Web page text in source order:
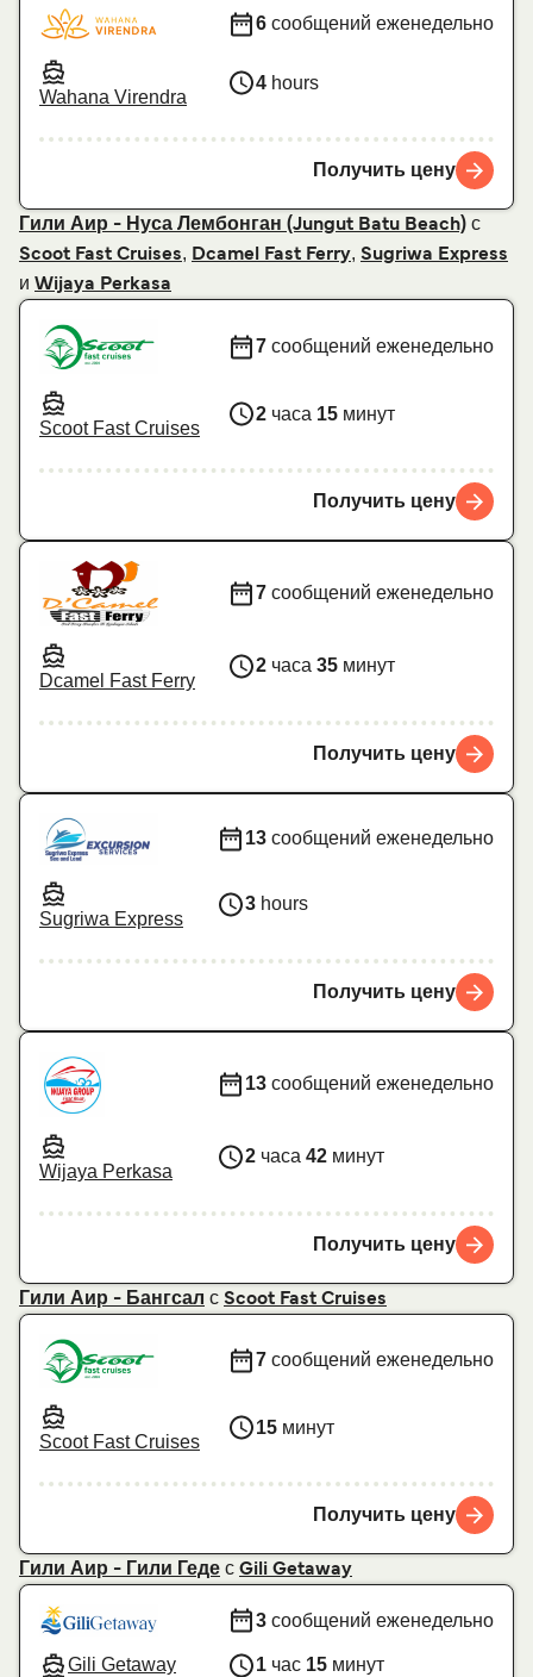
Wahana Virendra
6 сообщений еженедельно
4 hours
Получить цену
Гили Аир - Нуса Лембонган (Jungut Batu Beach) с
Scoot Fast Cruises, Dcamel Fast Ferry, Sugriwa Express
и Wijaya Perkasa
Scoot Fast Cruises
7 сообщений еженедельно
2 часа 15 минут
Получить цену
Dcamel Fast Ferry
7 сообщений еженедельно
2 часа 35 минут
Получить цену
Sugriwa Express
13 сообщений еженедельно
3 hours
Получить цену
Wijaya Perkasa
13 сообщений еженедельно
2 часа 42 минут
Получить цену
Гили Аир - Бангсал с Scoot Fast Cruises
Scoot Fast Cruises
7 сообщений еженедельно
15 минут
Получить цену
Гили Аир - Гили Геде с Gili Getaway
Gili Getaway
3 сообщений еженедельно
1 час 15 минут